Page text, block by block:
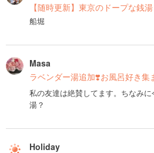
【随時更新】東京のドープな銭湯
船堀
Masa
ラベンダー湯追加❣️お風呂好き集
私の友達は絶賛してます。ちなみ
湯？
Holiday